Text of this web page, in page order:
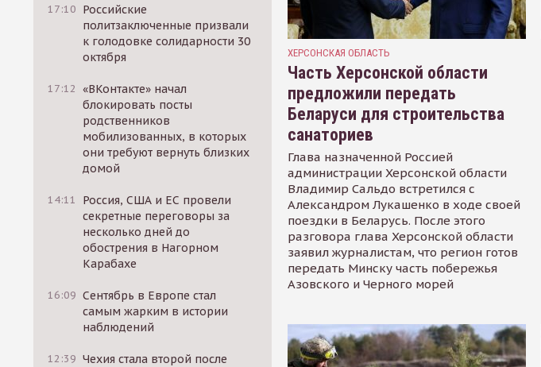
17:10 Российские
политзаключенные призвали
к голодовке солидарности 30
октября
17:12 «ВКонтакте» начал
блокировать посты
родственников
мобилизованных, в которых
они требуют вернуть близких
домой
14:11
Россия, США и ЕС провели
секретные переговоры за
несколько дней до
обострения в Нагорном
Карабахе
16:09 Сентябрь в Европе стал
самым жарким в истории
наблюдений
12:39 Чехия стала второй после
ХЕРСОНСКАЯ ОБЛАСТЬ
Часть Херсонской области
предложили передать
Беларуси для строительства
санаториев
Глава назначенной Россией
администрации Херсонской области
Владимир Сальдо встретился с
Александром Лукашенко в ходе своей
поездки в Беларусь. После этого
разговора глава Херсонской области
заявил журналистам, что регион готов
передать Минску часть побережья
Азовского и Черного морей